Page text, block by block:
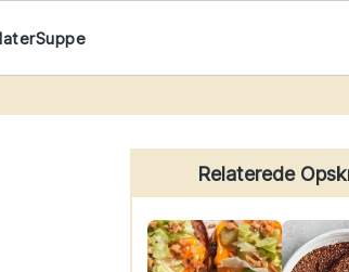
Suppe
Primary
Sidebar
Relaterede